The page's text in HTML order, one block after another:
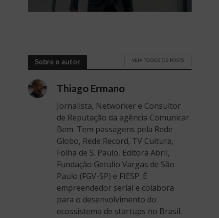
Sobre o autor VEJA TODOS OS POSTS
Thiago Ermano
Jornalista, Networker e Consultor
de Reputação da agência Comunicar
Bem. Tem passagens pela Rede
Globo, Rede Record, TV Cultura,
Folha de S. Paulo, Editora Abril,
Fundação Getulio Vargas de São
Paulo (FGV-SP) e FIESP. É
empreendedor serial e colabora
para o desenvolvimento do
ecossistema de startups no Brasil.